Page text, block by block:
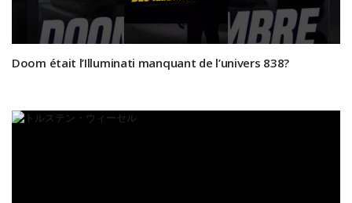
Doom était l’Illuminati manquant de l’univers 838?